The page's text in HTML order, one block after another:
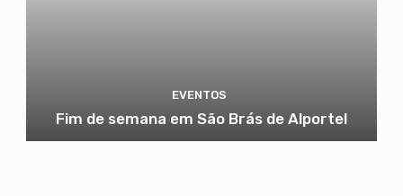
EVENTOS
Fim de semana em São Brás de Alportel